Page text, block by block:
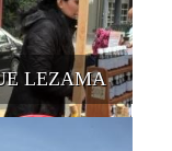
LEZAMA